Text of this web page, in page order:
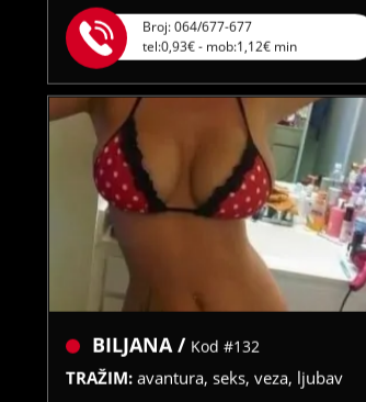
Broj: 064/677-677
tel:0,93€ - mob:1,12€ min
TRAŽIM: